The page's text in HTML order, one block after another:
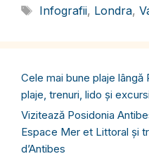
Etichete
Infografii, Londra,
Cele mai bune plaje
plaje, trenuri, lido și
Vizitează Posidonia
Espace Mer et Littoral și
d’Antibes